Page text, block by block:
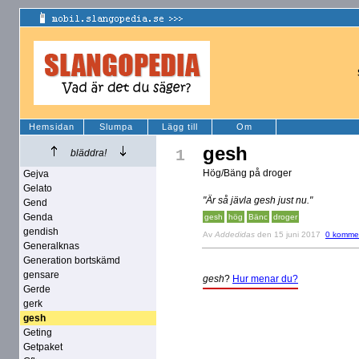
Hemsidan Slumpa Lägg till Om
bläddra!
Gejva
Gelato
Gend
Genda
gendish
Generalknas
Generation bortskämd
gensare
Gerde
gerk
gesh
Geting
Getpaket
1 gesh
Hög/Bäng på droger
"Är så jävla gesh just nu."
gesh hög Bänc droger
Av Addedidas den 15 juni 2017 0
gesh? Hur menar du?